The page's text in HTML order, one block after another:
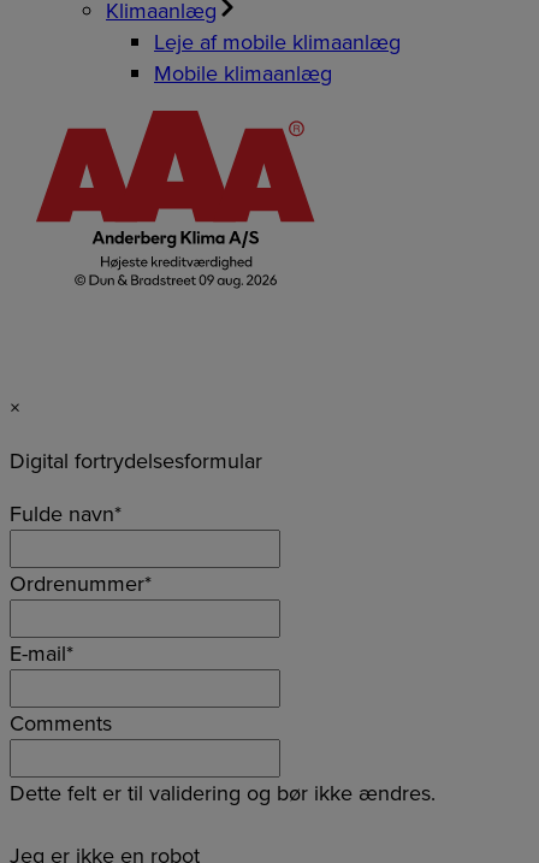
Klimaanlæg
Leje af mobile klimaanlæg
Mobile klimaanlæg
×
Digital fortrydelsesformular
Fulde navn*
Ordrenummer*
E-mail*
Comments
Dette felt er til validering og bør ikke ændres.
Jeg er ikke en robot